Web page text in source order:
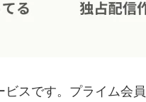
ビスです。プライム会